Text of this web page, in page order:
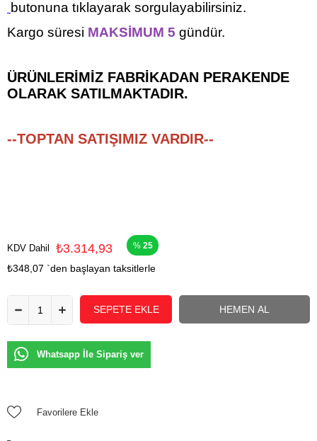
butonuna tıklayarak sorgulayabilirsiniz.
Kargo süresi MAKSİMUM 5 gündür.
ÜRÜNLERİMİZ FABRİKADAN PERAKENDE
OLARAK SATILMAKTADIR.
--TOPTAN SATIŞIMIZ VARDIR--
KDV Dahil ₺3.314,93 25
₺348,07 `den başlayan taksitlerle
Whatsapp İle Sipariş ver
Favorilere Ekle